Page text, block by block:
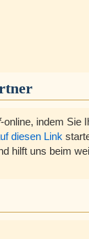
-online, indem Sie
diesen Link
hilft uns beim